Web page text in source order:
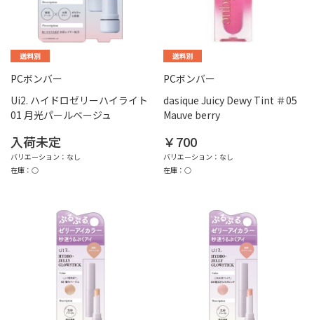
PCボンバー
Ui2. ハイドロゼリーハイライト
01 月光パールベージュ
入荷未定
バリエーション：なし
在庫：○
PCボンバー
dasique Juicy Dewy Tint ＃05
Mauve berry
￥700
バリエーション：なし
在庫：○